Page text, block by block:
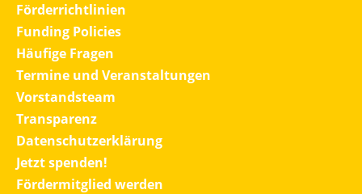
Förderrichtlinien
Funding Policies
Häufige Fragen
Termine und Veranstaltungen
Vorstandsteam
Transparenz
Datenschutzerklärung
Jetzt spenden!
Fördermitglied werden